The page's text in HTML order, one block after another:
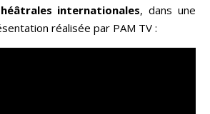
internationales, dans une
réalisée par PAM TV :